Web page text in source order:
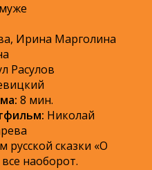
Ирина Марголина
Расулов
8 мин.
Николай
русской сказки «О
наоборот.